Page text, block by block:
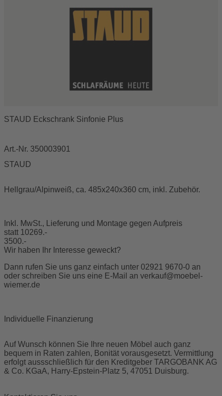
STAUD Eckschrank Sinfonie Plus
Art.-Nr. 350003901
STAUD
Hellgrau/Alpinweiß, ca. 485x240x360 cm, inkl. Zubehör.
Inkl. MwSt., Lieferung und Montage gegen Aufpreis
statt 10269.-
3500.-
Wir haben Ihr Interesse geweckt?
Dann rufen Sie uns ganz einfach unter 02921 9670-0 an
oder schreiben Sie uns eine E-Mail an verkauf@moebel-
wiemer.de
Individuelle Finanzierung
Auf Wunsch können Sie Ihre neuen Möbel auch ganz
bequem in Raten zahlen, Bonität vorausgesetzt. Vermittlung
erfolgt aussschließlich für den Kreditgeber TARGOBANK AG
& Co. KGaA, Harry-Epstein-Platz 5, 47051 Duisburg.